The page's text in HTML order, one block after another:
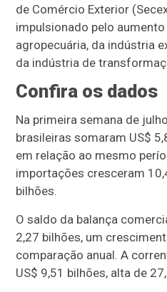
de Comércio Exterior
impulsionado pelo
agropecuária, da indústria
da indústria de
Confira os dados
Na primeira semana de
brasileiras somaram US$
em relação ao mesmo
importações cresceram
bilhões.
O saldo da balança
2,27 bilhões, um
comparação anual. A
US$ 9,51 bilhões, alta de